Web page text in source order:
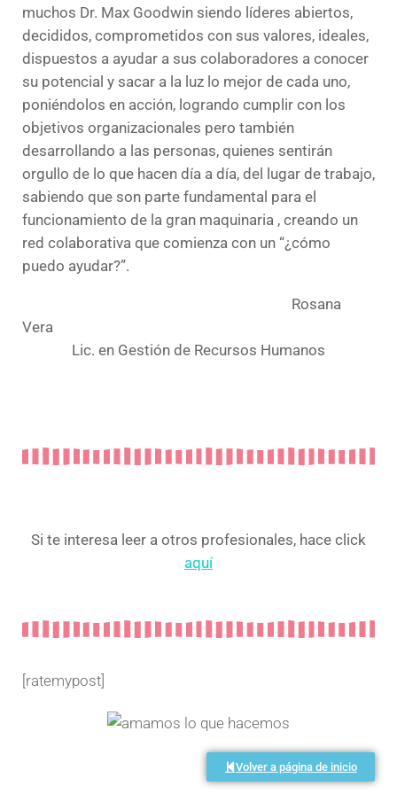
muchos Dr. Max Goodwin siendo líderes abiertos,
decididos, comprometidos con sus valores, ideales,
dispuestos a ayudar a sus colaboradores a conocer
su potencial y sacar a la luz lo mejor de cada uno,
poniéndolos en acción, logrando cumplir con los
objetivos organizacionales pero también
desarrollando a las personas, quienes sentirán
orgullo de lo que hacen día a día, del lugar de trabajo,
sabiendo que son parte fundamental para el
funcionamiento de la gran maquinaria , creando un
red colaborativa que comienza con un “¿cómo
puedo ayudar?”.
Rosana
Vera
Lic. en Gestión de Recursos Humanos
Si te interesa leer a otros profesionales, hace click
aquí
[ratemypost]
Volver a página de inicio